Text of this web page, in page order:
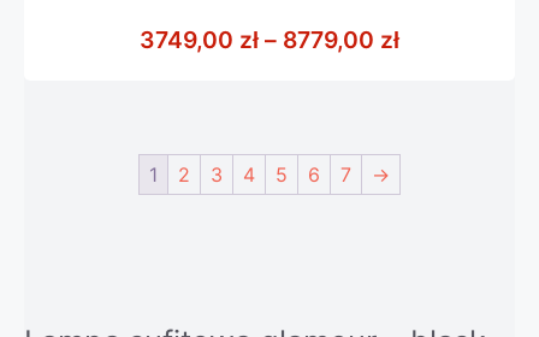
5
3749,00 zł – 8779,00 złZakres cen:
1 2 3 4 5 6 7 →